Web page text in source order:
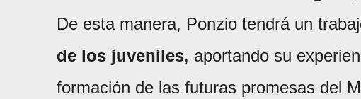
De esta manera, Ponzio tendrá un
de los juveniles, aportando su
formación de las futuras promesas del